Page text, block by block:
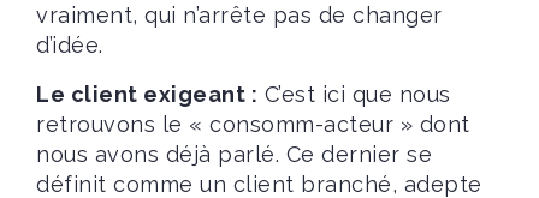
vraiment, qui n’arrête pas de changer
d’idée.
Le client exigeant : C’est ici que nous
retrouvons le « consomm-acteur » dont
nous avons déjà parlé. Ce dernier se
définit comme un client branché, adepte